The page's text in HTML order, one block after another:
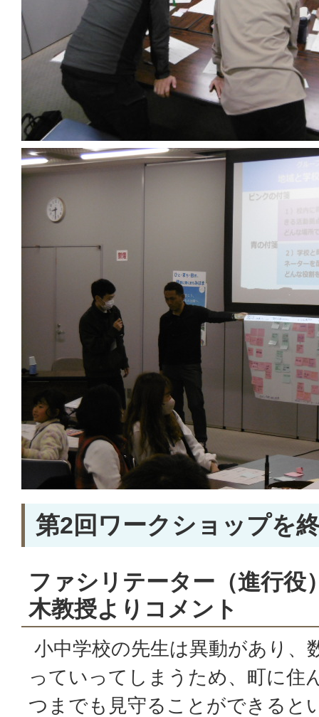
第2回ワークショップを
ファシリテーター（進行役
木教授よりコメント
小中学校の先生は異動があり、
っていってしまうため、町に住
つまでも見守ることができると